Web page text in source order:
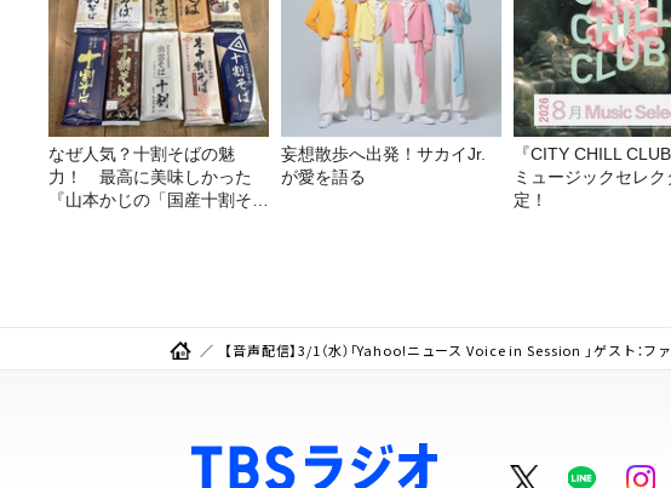
なぜ人気？十割そばの魅
力！ 最高に美味しかった
『山本かじの「国産十割そ
妄想散歩へ出発！サカイJr.
が愛を語る
『CITY CHILL
ミュージックセレ
定！
【音声配信】3/1（水）「Yahoo!ニュース Voice in Session 」ゲスト：フ